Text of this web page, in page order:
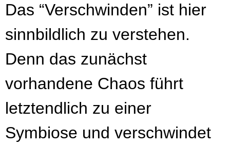
Das “Verschwinden” ist hier
sinnbildlich zu verstehen.
Denn das zunächst
vorhandene Chaos führt
letztendlich zu einer
Symbiose und verschwindet